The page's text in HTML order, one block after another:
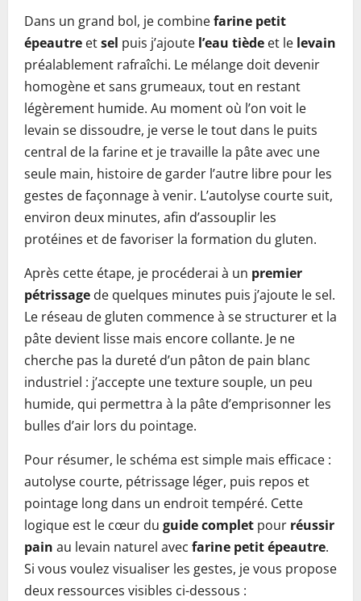
Dans un grand bol, je combinefarine petit
épeautre etsel puis j’ajoute l’eau tiède et le levain
préalablement rafraîchi. Le mélange doit devenir
homogène et sans grumeaux, tout en restant
légèrement humide. Au moment où l’on voit le
levain se dissoudre, je verse le tout dans le puits
central de la farine et je travaille la pâte avec une
seule main, histoire de garder l’autre libre pour les
gestes de façonnage à venir. L’autolyse courte suit,
environ deux minutes, afin d’assouplir les
protéines et de favoriser la formation du gluten.
Après cette étape, je procéderai à un premier
pétrissage de quelques minutes puis j’ajoute le sel.
Le réseau de gluten commence à se structurer et la
pâte devient lisse mais encore collante. Je ne
cherche pas la dureté d’un pâton de pain blanc
industriel : j’accepte une texture souple, un peu
humide, qui permettra à la pâte d’emprisonner les
bulles d’air lors du pointage.
Pour résumer, le schéma est simple mais efficace :
autolyse courte, pétrissage léger, puis repos et
pointage long dans un endroit tempéré. Cette
logique est le cœur du guide complet pour réussir
pain au levain naturel avec farine petit épeautre.
Si vous voulez visualiser les gestes, je vous propose
deux ressources visibles ci-dessous :